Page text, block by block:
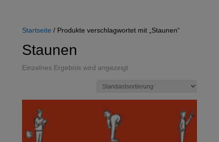
Startseite / Produkte verschlagwortet mit „Staunen“
Staunen
Einzelnes Ergebnis wird angezeigt